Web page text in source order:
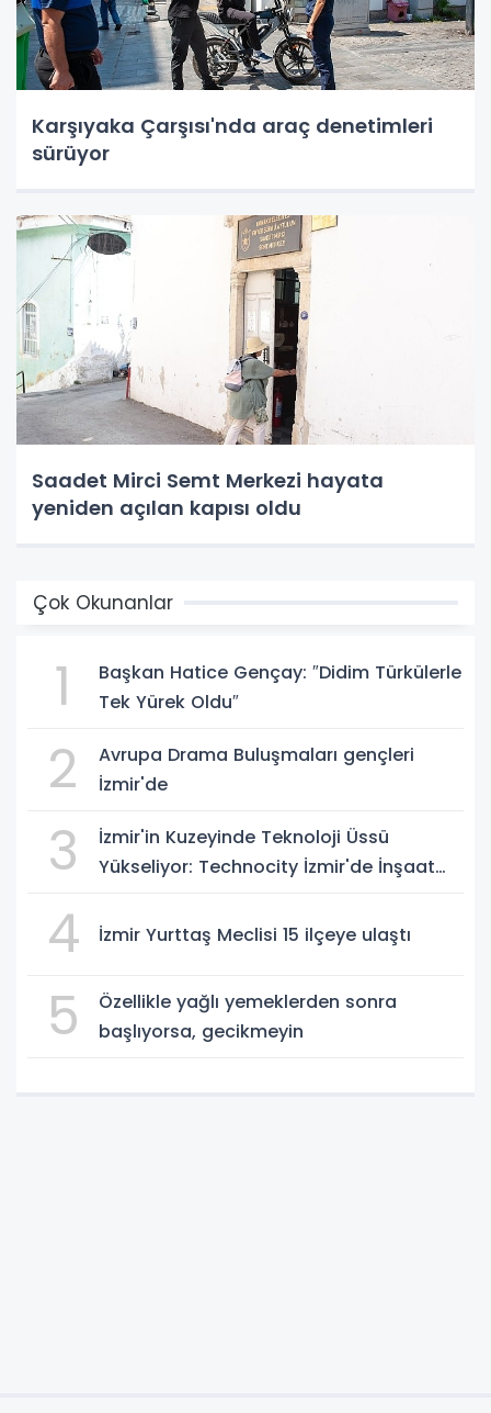
Karşıyaka Çarşısı'nda araç denetimleri
sürüyor
Saadet Mirci Semt Merkezi hayata
yeniden açılan kapısı oldu
Çok Okunanlar
1
Başkan Hatice Gençay: ″Didim Türkülerle
Tek Yürek Oldu″
2
Avrupa Drama Buluşmaları gençleri
İzmir'de
3
İzmir'in Kuzeyinde Teknoloji Üssü
Yükseliyor: Technocity İzmir'de İnşaat
4 İzmir Yurttaş Meclisi 15 ilçeye ulaştı
5
Özellikle yağlı yemeklerden sonra
başlıyorsa, gecikmeyin